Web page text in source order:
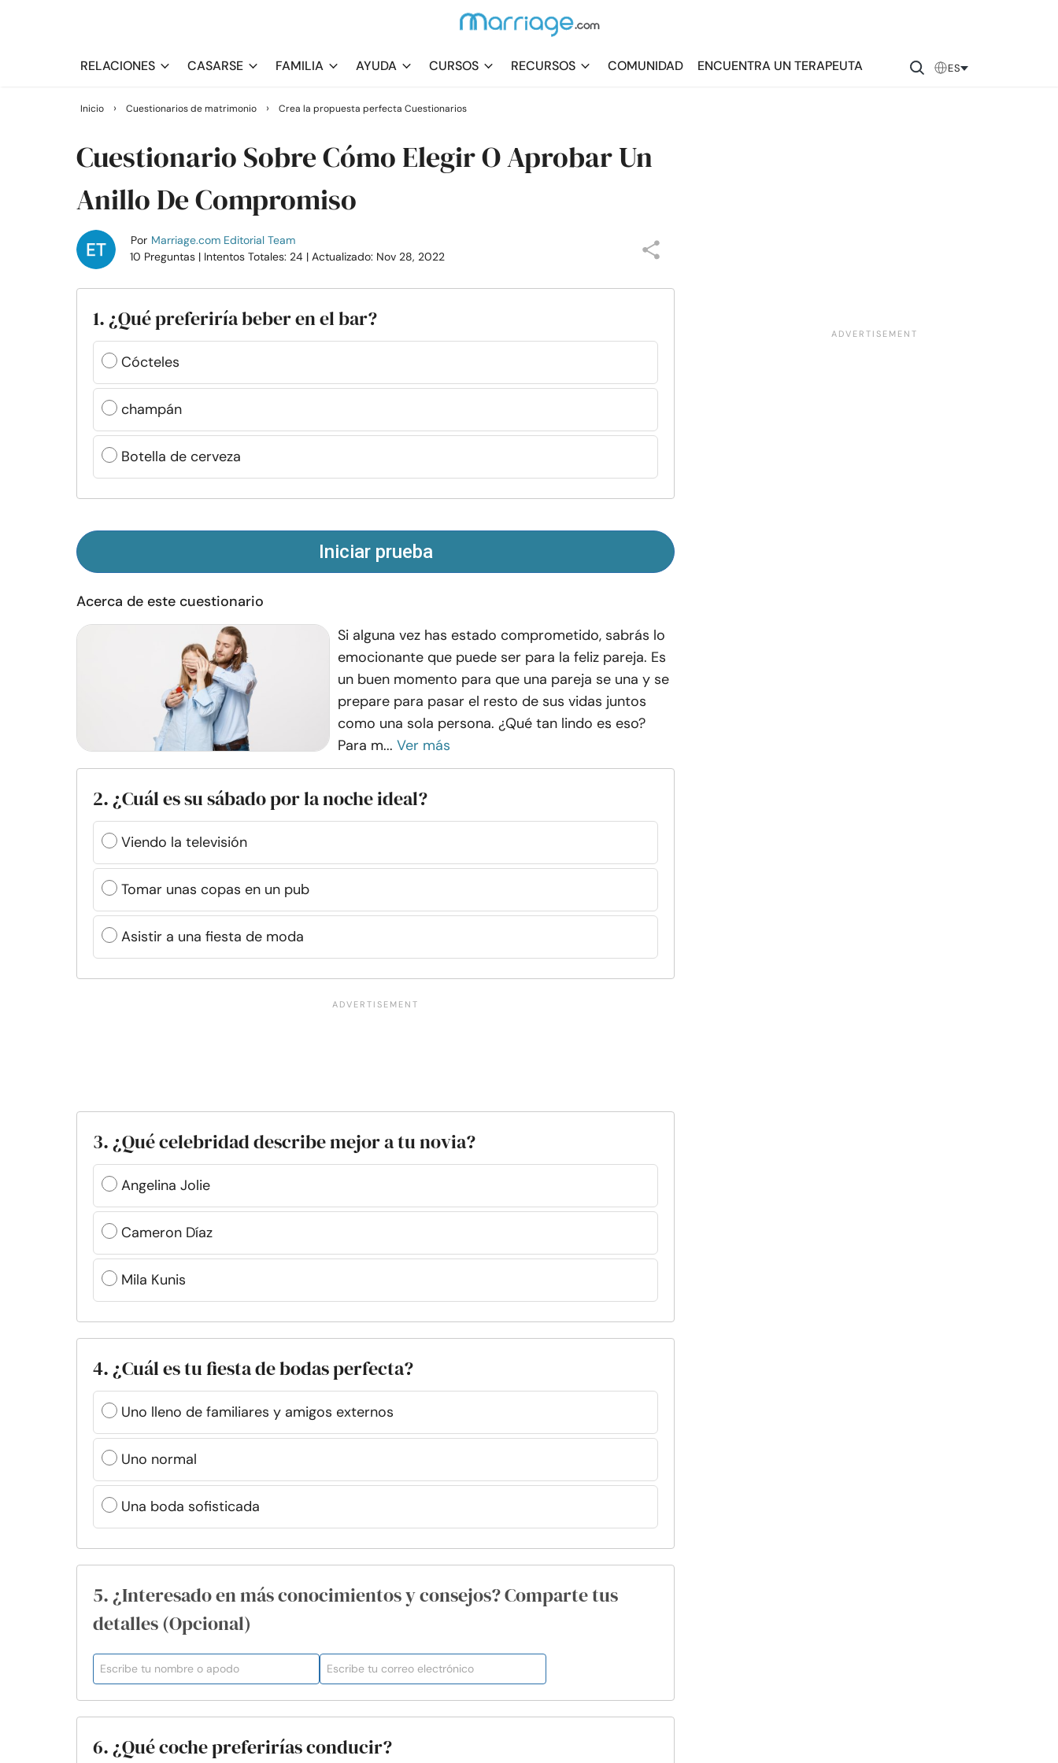
RELACIONES CASARSE FAMILIA AYUDA CURSOS RECURSOS COMUNIDAD ENCUENTRA UN TERAPEUTA ES
Inicio › Cuestionarios de matrimonio › Crea la propuesta perfecta Cuestionarios
Cuestionario Sobre Cómo Elegir O Aprobar Un
Anillo De Compromiso
Por Marriage.com Editorial Team
10 Preguntas | Intentos Totales: 24 | Actualizado: Nov 28, 2022
1. ¿Qué preferiría beber en el bar?
Cócteles
champán
Botella de cerveza
Iniciar prueba
Acerca de este cuestionario
Si alguna vez has estado comprometido, sabrás lo
emocionante que puede ser para la feliz pareja. Es
un buen momento para que una pareja se una y se
prepare para pasar el resto de sus vidas juntos
como una sola persona. ¿Qué tan lindo es eso?
Para m... Ver más
2. ¿Cuál es su sábado por la noche ideal?
Viendo la televisión
Tomar unas copas en un pub
Asistir a una fiesta de moda
3. ¿Qué celebridad describe mejor a tu novia?
Angelina Jolie
Cameron Díaz
Mila Kunis
4. ¿Cuál es tu fiesta de bodas perfecta?
Uno lleno de familiares y amigos externos
Uno normal
Una boda sofisticada
5. ¿Interesado en más conocimientos y consejos? Comparte tus
detalles (Opcional)
6. ¿Qué coche preferirías conducir?